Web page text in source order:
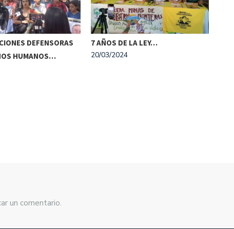
DEFENSORAS
HUMANOS…
7 AÑOS DE LA LEY…
20/03/2024
un comentario.